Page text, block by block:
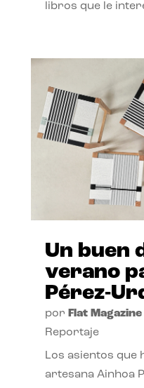
libros que le
Un buen
verano
Pérez-
por Flat Magazine|
Reportaje
Los asientos que
artesana Ainhoa